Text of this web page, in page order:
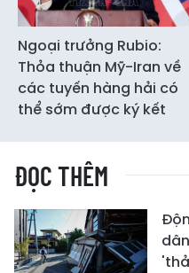
Ngoại trưởng Rubio:
Thỏa thuận Mỹ-Iran về
các tuyến hàng hải có
thể sớm được ký kết
ĐỌC THÊM